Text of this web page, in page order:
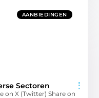
AANBIEDINGEN
Sectoren
on X (Twitter) Share on